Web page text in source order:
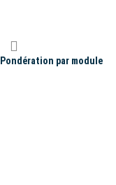
Pondération par module